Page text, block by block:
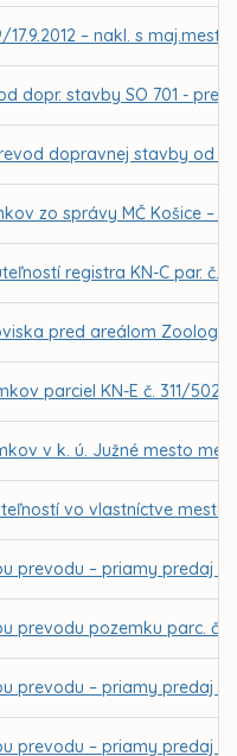
17.9.2012 – nakl. s
dopr. stavby SO 701 -
dopravnej stavby od
zo správy MČ Košice –
registra KN-C par. č.
pred areálom
parciel KN-E č. 311/502
v k. ú. Južné mesto
vo vlastníctve mesta
prevodu – priamy predaj
prevodu pozemku parc. č.
prevodu – priamy predaj
prevodu – priamy predaj